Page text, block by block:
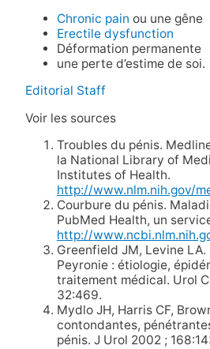
Chronic pain ou une gêne
Erectile dysfunction
Déformation permanente
une perte d’estime de soi.
Editorial Staff
Voir les sources
Troubles du pénis.
la National Library of
Institutes of Health.
http://www.nlm.nih.gov/
Courbure du pénis.
PubMed Health, un
http://
Greenfield JM, Levine
Peyronie : étiologie,
traitement médical. Urol
32:469.
Mydlo JH, Harris CF,
contondantes,
pénis. J Urol 2002 ;